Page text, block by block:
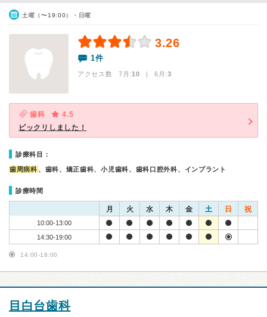
土曜（〜19:00）・日曜
3.26
1件
アクセス数 7月:10 | 6月:3
歯科
4.5
ビックリしました！
診療科目：
歯周病科 、歯科、矯正歯科、小児歯科、歯科口腔外科、インプラント
診療時間
月 火 水 木 金 土 日 祝
10:00-13:00
14:30-19:00
14:00-18:00
目白台歯科